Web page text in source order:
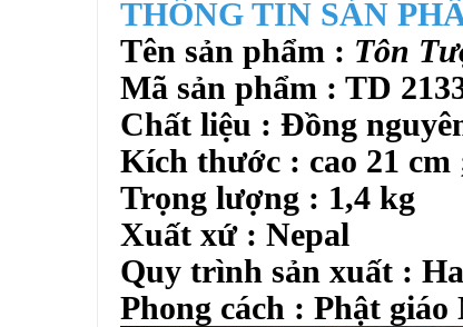
THÔNG TIN SẢN
Tên sản phẩm : Tôn
Mã sản phẩm : TD
Chất liệu : Đồng
Kích thước : cao 21
Trọng lượng : 1,4 kg
Xuất xứ : Nepal
Quy trình sản xuất :
Phong cách : Phật giáo